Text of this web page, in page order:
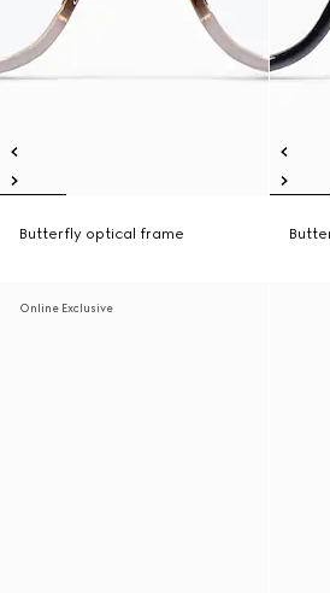
Butterfly optical frame
Online Exclusive